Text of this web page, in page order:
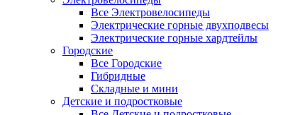
Все Электровелосипеды
Электрические горные двухподвесы
Электрические горные хардтейлы
Городские
Все Городские
Гибридные
Складные и мини
Детские и подростковые